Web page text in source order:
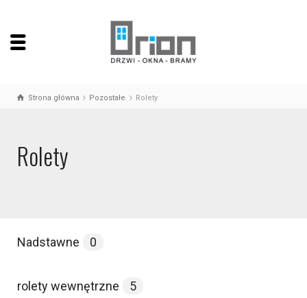
Strona główna Pozostałe Rolety
Rolety
Nadstawne 0
rolety wewnętrzne 5